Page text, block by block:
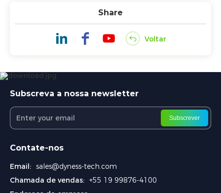
Share
Voltar
Subscreva a nossa newsletter
Subscrever
Contate-nos
Email: sales@dyness-tech.com
Chamada de vendas: +55 19 99876-4100